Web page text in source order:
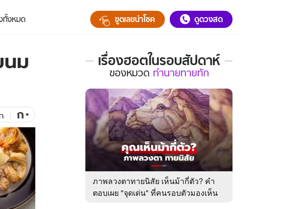
เกมส์
ดูทีวี
WeTV
Exclusive WeTV
นิยาย
ความรู้รอบตัว
ฮาวทู
ทั้งหมด ขูดเลขนำโชค ดูดวงสด
ม
ก+
เรื่องฮอตในรอบสัปดาห์
เรื่อง
ใน
รอบ
สัปดาห์
ของ
หมวด
ทำนาย
ทาย
ของหมวด ทำนายทายทัก
ภาพลวงตาทายนิสัย เห็นม้ากี่ตัว? คำ
ตอบเผย "จุดเด่น" ที่คนรอบตัวมองเห็น